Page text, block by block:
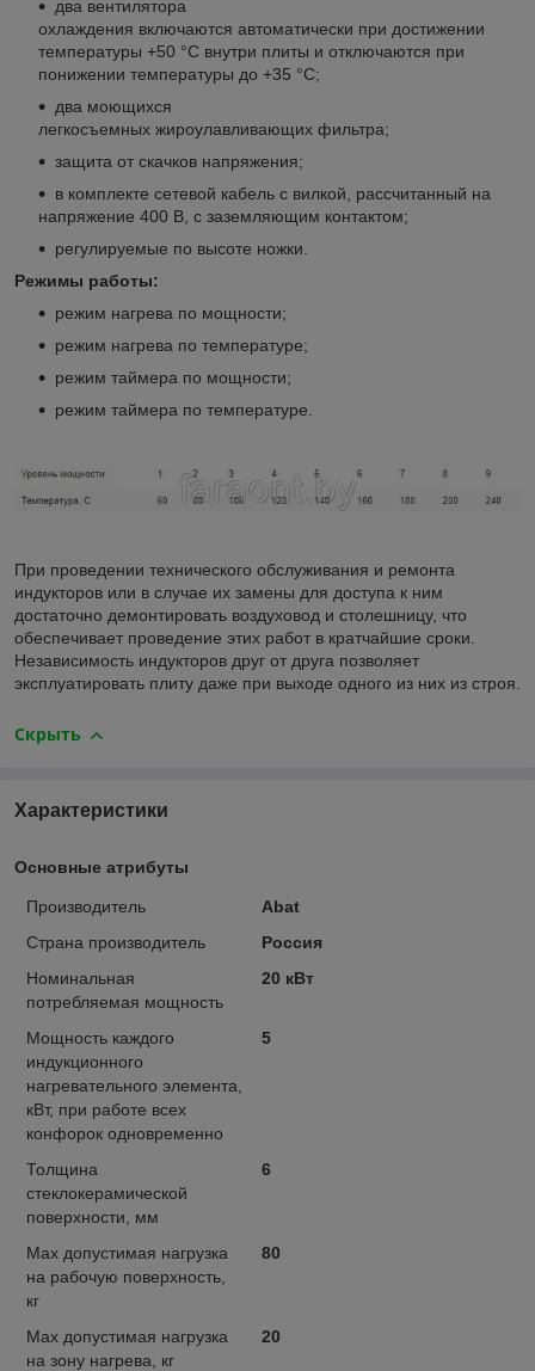
два вентилятора
охлаждения включаются автоматически при достижении
температуры +50 °С внутри плиты и отключаются при
понижении температуры до +35 °С;
два моющихся
легкосъемных жироулавливающих фильтра;
защита от скачков напряжения;
в комплекте сетевой кабель с вилкой, рассчитанный на
напряжение 400 В, с заземляющим контактом;
регулируемые по высоте ножки.
Режимы работы:
режим нагрева по мощности;
режим нагрева по температуре;
режим таймера по мощности;
режим таймера по температуре.
При проведении технического обслуживания и ремонта
индукторов или в случае их замены для доступа к ним
достаточно демонтировать воздуховод и столешницу, что
обеспечивает проведение этих работ в кратчайшие сроки.
Независимость индукторов друг от друга позволяет
эксплуатировать плиту даже при выходе одного из них из строя.
Скрыть
Характеристики
Основные атрибуты
Производитель
Abat
Страна производитель
Россия
Номинальная
потребляемая мощность
20 кВт
Мощность каждого
индукционного
нагревательного элемента,
кВт, при работе всех
конфорок одновременно
5
Толщина
стеклокерамической
поверхности, мм
6
Max допустимая нагрузка
на рабочую поверхность,
кг
80
Max допустимая нагрузка
на зону нагрева, кг
20